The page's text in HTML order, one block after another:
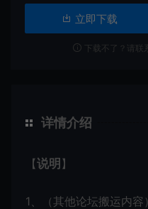
立即下载
下载不了？请联
详情介绍
【说明 】
1、（其他论坛搬运内